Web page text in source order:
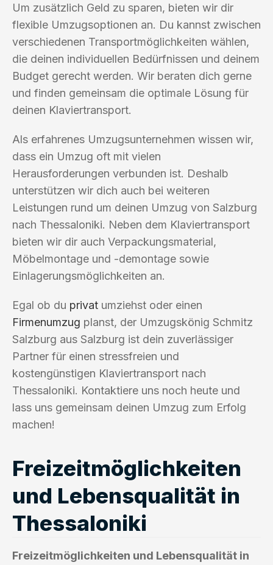
Um zusätzlich Geld zu sparen, bieten wir dir
flexible Umzugsoptionen an. Du kannst zwischen
verschiedenen Transportmöglichkeiten wählen,
die deinen individuellen Bedürfnissen und deinem
Budget gerecht werden. Wir beraten dich gerne
und finden gemeinsam die optimale Lösung für
deinen Klaviertransport.
Als erfahrenes Umzugsunternehmen wissen wir,
dass ein Umzug oft mit vielen
Herausforderungen verbunden ist. Deshalb
unterstützen wir dich auch bei weiteren
Leistungen rund um deinen Umzug von Salzburg
nach Thessaloniki. Neben dem Klaviertransport
bieten wir dir auch Verpackungsmaterial,
Möbelmontage und -demontage sowie
Einlagerungsmöglichkeiten an.
Egal ob du privat umziehst oder einen
Firmenumzug planst, der Umzugskönig Schmitz
Salzburg aus Salzburg ist dein zuverlässiger
Partner für einen stressfreien und
kostengünstigen Klaviertransport nach
Thessaloniki. Kontaktiere uns noch heute und
lass uns gemeinsam deinen Umzug zum Erfolg
machen!
Freizeitmöglichkeiten
und Lebensqualität in
Thessaloniki
Freizeitmöglichkeiten und Lebensqualität in